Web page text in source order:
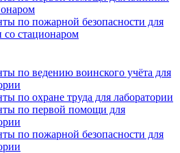
по пожарной безопасности для
со стационаром
по ведению воинского учёта для
по охране труда для лаборатории
по первой помощи для
по пожарной безопасности для